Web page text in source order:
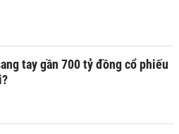
tay gần 700 tỷ đồng cổ phiếu